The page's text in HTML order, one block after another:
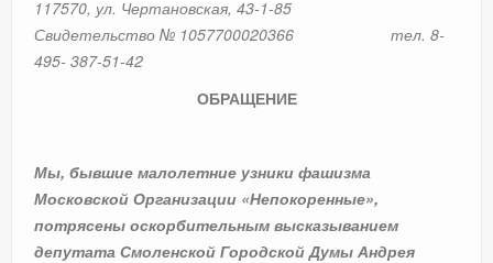
117570, ул. Чертановская, 43-1-85
Свидетельство № 1057700020366 тел. 8-
495- 387-51-42
ОБРАЩЕНИЕ
Мы, бывшие малолетние узники фашизма
Московской Организации «Непокоренные»,
потрясены оскорбительным высказыванием
депутата Смоленской Городской Думы Андрея